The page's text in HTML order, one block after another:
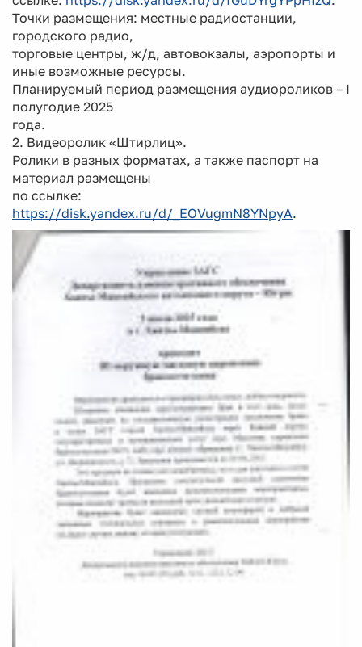
Точки размещения: местные радиостанции,
городского радио,
торговые центры, ж/д, автовокзалы, аэропорты и
иные возможные ресурсы.
Планируемый период размещения аудиороликов – I
полугодие 2025
года.
2. Видеоролик «Штирлиц».
Ролики в разных форматах, а также паспорт на
материал размещены
по ссылке:
https://disk.yandex.ru/d/_EOVugmN8YNpyA.